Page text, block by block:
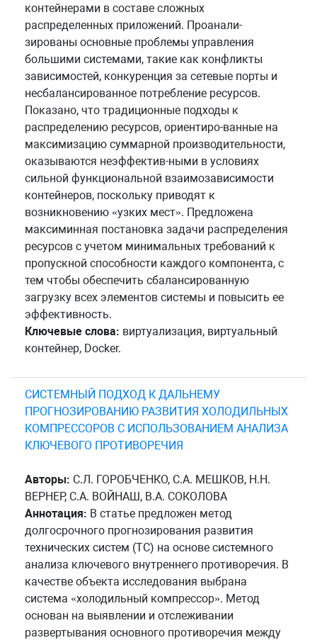
контейнерами в составе сложных
распределенных приложений. Проанали-
зированы основные проблемы управления
большими системами, такие как конфликты
зависимостей, конкуренция за сетевые порты и
несбалансированное потребление ресурсов.
Показано, что традиционные подходы к
распределению ресурсов, ориентиро-ванные на
максимизацию суммарной производительности,
оказываются неэффектив-ными в условиях
сильной функциональной взаимозависимости
контейнеров, поскольку приводят к
возникновению «узких мест». Предложена
максиминная постановка задачи распределения
ресурсов с учетом минимальных требований к
пропускной способности каждого компонента, с
тем чтобы обеспечить сбалансированную
загрузку всех элементов системы и повысить ее
эффективность.
Ключевые слова: виртуализация, виртуальный
контейнер, Docker.
СИСТЕМНЫЙ ПОДХОД К ДАЛЬНЕМУ
ПРОГНОЗИРОВАНИЮ РАЗВИТИЯ ХОЛОДИЛЬНЫХ
КОМПРЕССОРОВ С ИСПОЛЬЗОВАНИЕМ АНАЛИЗА
КЛЮЧЕВОГО ПРОТИВОРЕЧИЯ
Авторы: С.Л. ГОРОБЧЕНКО, С.А. МЕШКОВ, Н.Н.
ВЕРНЕР, С.А. ВОЙНАШ, В.А. СОКОЛОВА
Аннотация: В статье предложен метод
долгосрочного прогнозирования развития
технических систем (ТС) на основе системного
анализа ключевого внутреннего противоречия. В
качестве объекта исследования выбрана
система «холодильный компрессор». Метод
основан на выявлении и отслеживании
развертывания основного противоречия между